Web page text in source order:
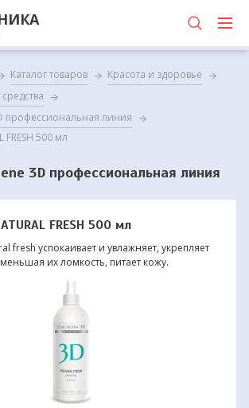
Каталог товаров
Красота и здоровье
профессиональная линия
500 мл
3D профессиональная линия
FRESH 500 мл
fresh успокаивает и увлажняет, укрепляет
их ломкость, питает кожу.